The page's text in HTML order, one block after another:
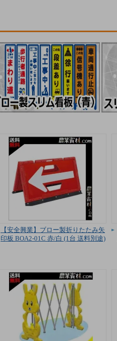
【安全興業】ブロー製折りたたみ矢
印板 BOA2-01C 赤/白 (1台 送料別途)